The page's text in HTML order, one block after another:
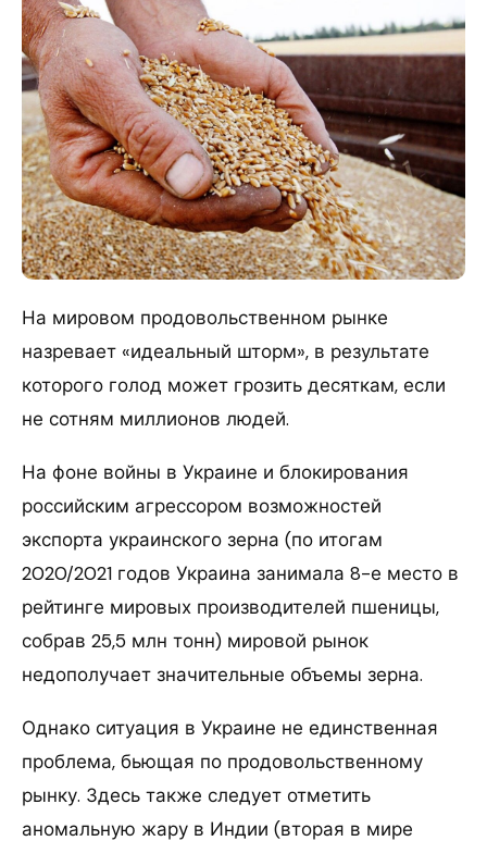
На мировом продовольственном рынке
назревает «идеальный шторм», в результате
которого голод может грозить десяткам, если
не сотням миллионов людей.
На фоне войны в Украине и блокирования
российским агрессором возможностей
экспорта украинского зерна (по итогам
2020/2021 годов Украина занимала 8-е место в
рейтинге мировых производителей пшеницы,
собрав 25,5 млн тонн) мировой рынок
недополучает значительные объемы зерна.
Однако ситуация в Украине не единственная
проблема, бьющая по продовольственному
рынку. Здесь также следует отметить
аномальную жару в Индии (вторая в мире